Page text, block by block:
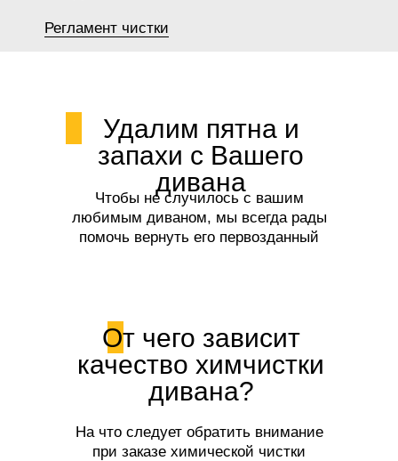
Регламент чистки
Удалим пятна и
запахи с Вашего
дивана
Чтобы не случилось с вашим
любимым диваном, мы всегда рады
помочь вернуть его первозданный
От чего зависит
качество химчистки
дивана?
На что следует обратить внимание
при заказе химической чистки